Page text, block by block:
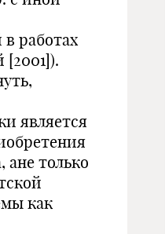
в работах
является
ане только
как